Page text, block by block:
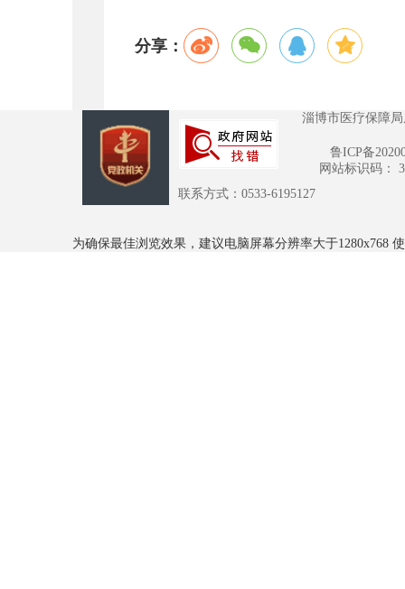
分享：
淄博市医疗保障
鲁ICP备
网站标识码：
联系方式：0533-6195127
为确保最佳浏览效果，建议电脑屏幕分辨率大于1280x768